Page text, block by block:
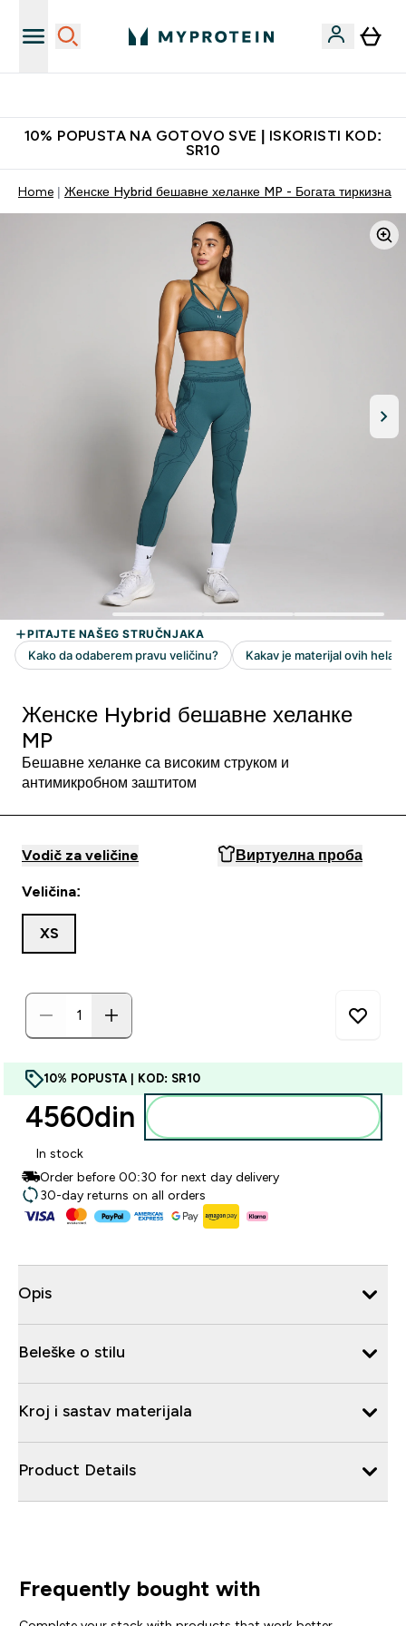
10% POPUSTA NA GOTOVO SVE | ISKORISTI KOD:
SR10
Home Женске Hybrid бешавне хеланке MP - Богата тиркизна
Женске Hybrid бешавне хеланке
MP
Бешавне хеланке са високим струком и
антимикробном заштитом
Vodič za veličine Виртуелна проба
Veličina:
XS
10% POPUSTA | KOD: SR10
4560din‎
In stock
Order before 00:30 for next day delivery
30-day returns on all orders
Opis
Beleške o stilu
Kroj i sastav materijala
Product Details
Frequently bought with